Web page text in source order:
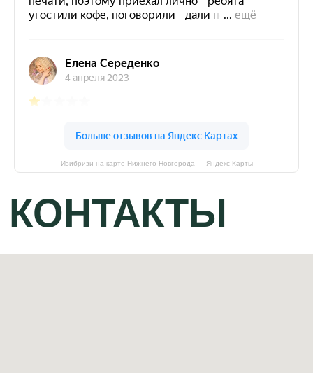
Изибризи на карте Нижнего Новгорода — Яндекс Карты
© ИП Крутова Кристина Максимовна
ОГРНИП: 322527500090869 ИНН: 526223475252
РЕЖИМ РАБОТЫ
г. Нижний Новгород
улица Черниговская 11, оф. 18
пн-пт: 09:00-18:00